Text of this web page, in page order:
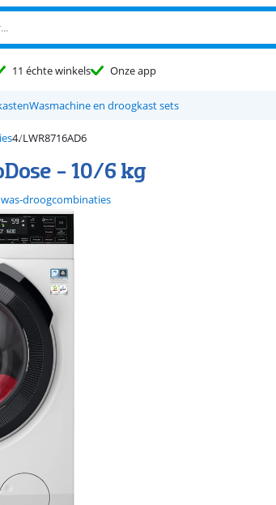
11 échte winkels Onze app
Wasmachine en droogkast sets
LWR8716AD6
- 10/6 kg
was-droogcombinaties